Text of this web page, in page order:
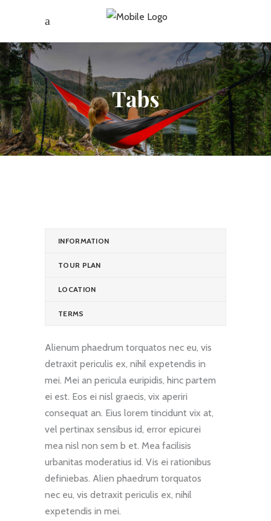
Tabs
INFORMATION
TOUR PLAN
LOCATION
TERMS
Alienum phaedrum torquatos nec eu, vis
detraxit periculis ex, nihil expetendis in
mei. Mei an pericula euripidis, hinc partem
ei est. Eos ei nisl graecis, vix aperiri
consequat an. Eius lorem tincidunt vix at,
vel pertinax sensibus id, error epicurei
mea nisl non sem b et. Mea facilisis
urbanitas moderatius id. Vis ei rationibus
definiebas. Alien phaedrum torquatos
nec eu, vis detraxit periculis ex, nihil
expetendis in mei.